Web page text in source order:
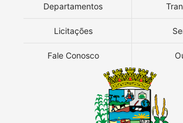
Departamentos
Licitações
Fale Conosco